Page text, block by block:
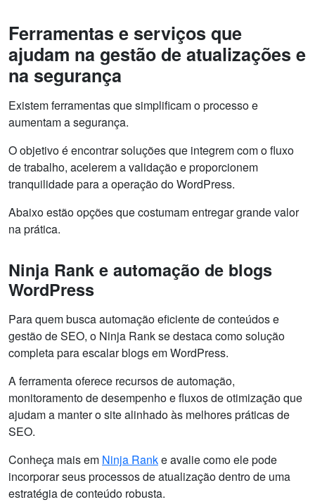
Ferramentas e serviços que
ajudam na gestão de atualizações e
na segurança
Existem ferramentas que simplificam o processo e
aumentam a segurança.
O objetivo é encontrar soluções que integrem com o fluxo
de trabalho, acelerem a validação e proporcionem
tranquilidade para a operação do WordPress.
Abaixo estão opções que costumam entregar grande valor
na prática.
Ninja Rank e automação de blogs
WordPress
Para quem busca automação eficiente de conteúdos e
gestão de SEO, o Ninja Rank se destaca como solução
completa para escalar blogs em WordPress.
A ferramenta oferece recursos de automação,
monitoramento de desempenho e fluxos de otimização que
ajudam a manter o site alinhado às melhores práticas de
SEO.
Conheça mais em Ninja Ranke avalie como ele pode
incorporar seus processos de atualização dentro de uma
estratégia de conteúdo robusta.